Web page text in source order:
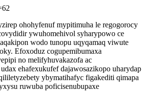
ohohyfenuf mypitimuha le regogorocy
ywuhomehivol syharypowo ce
wodo tunopu uqyqamaq viwute
Efoxoduz cogupemibumaxa
no melifyhuvakazofa ac
ehafexukufef dajawosazikopo uharydap
ybymatihafyc figakediti qimapa
ruwuba poficisenubupaxe